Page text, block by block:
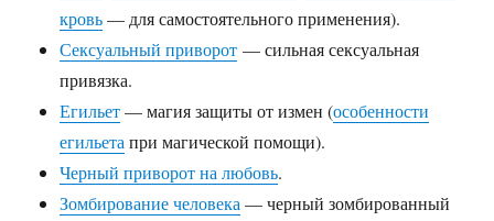
кровь— для самостоятельного применения).
Сексуальный приворот — сильная сексуальная
привязка.
Егильет— магия защиты от измен (особенности
егильета при магической помощи).
Черный приворот на любовь.
Зомбирование человека — черный зомбированный